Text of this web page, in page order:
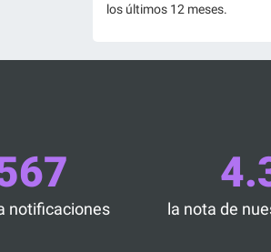
los últimos 12 meses.
notificaciones la nota de